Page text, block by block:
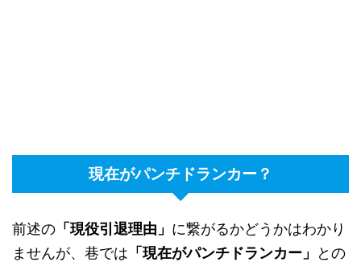
現在がパンチドランカー？
前述の 「現役引退理由」 に繋がるかどうかはわかり
ませんが、巷では 「現在がパンチドランカー」
との